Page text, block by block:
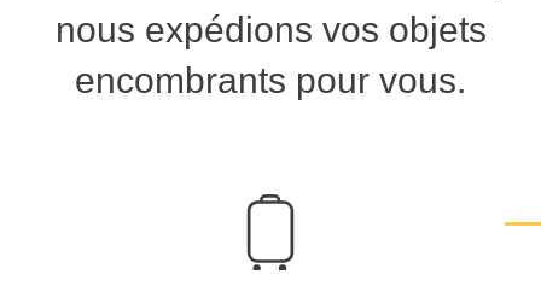
nous expédions vos objets
encombrants pour vous.